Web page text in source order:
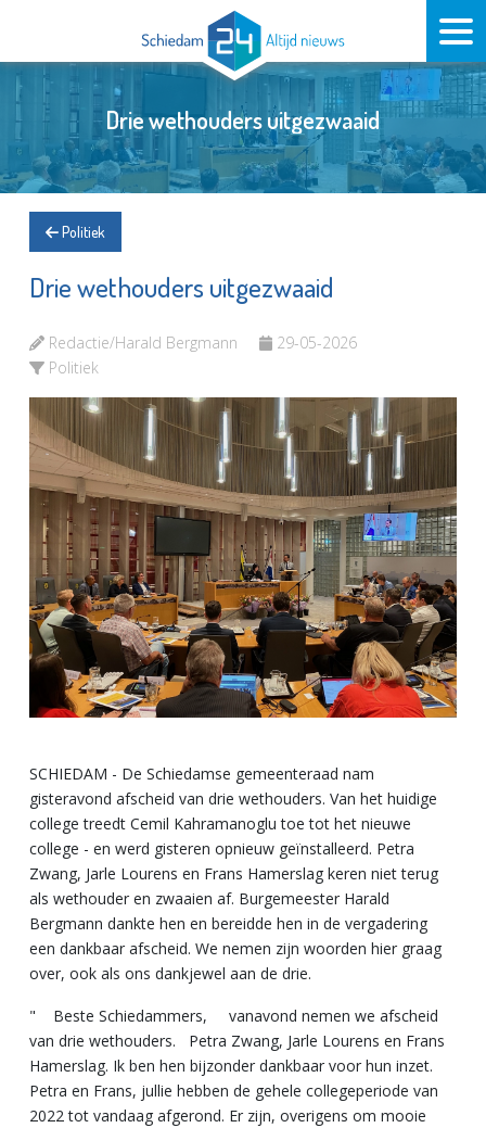
Drie wethouders uitgezwaaid
Politiek
Drie wethouders uitgezwaaid
Redactie/Harald Bergmann
29-05-2026
Politiek
SCHIEDAM - De Schiedamse gemeenteraad nam
gisteravond afscheid van drie wethouders. Van het huidige
college treedt Cemil Kahramanoglu toe tot het nieuwe
college - en werd gisteren opnieuw geïnstalleerd. Petra
Zwang, Jarle Lourens en Frans Hamerslag keren niet terug
als wethouder en zwaaien af. Burgemeester Harald
Bergmann dankte hen en bereidde hen in de vergadering
een dankbaar afscheid. We nemen zijn woorden hier graag
over, ook als ons dankjewel aan de drie.
" Beste Schiedammers, vanavond nemen we afscheid
van drie wethouders. Petra Zwang, Jarle Lourens en Frans
Hamerslag. Ik ben hen bijzonder dankbaar voor hun inzet.
Petra en Frans, jullie hebben de gehele collegeperiode van
2022 tot vandaag afgerond. Er zijn, overigens om mooie